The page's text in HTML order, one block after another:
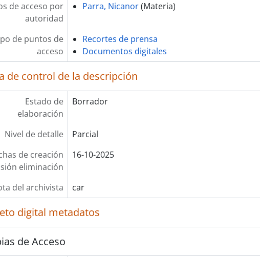
de acceso por
autoridad
Parra, Nicanor(Materia)
de puntos de
acceso
Recortes de prensa
Documentos digitales
de control de la descripción
Estado de
elaboración
Borrador
Nivel de detalle
Parcial
de creación
eliminación
16-10-2025
del archivista car
digital metadatos
de Acceso